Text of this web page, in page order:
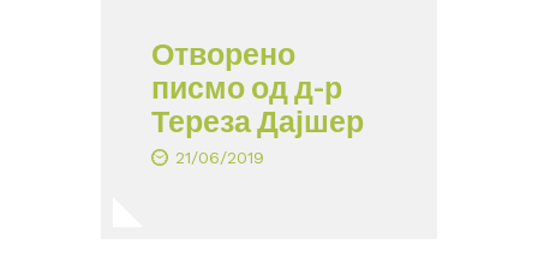
Отворено
писмо од д-р
Тереза Дајшер
21/06/2019